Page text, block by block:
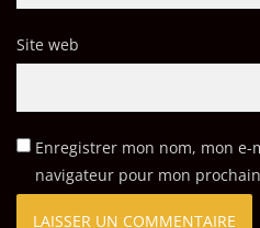
Site web
Enregistrer mon nom, mon
navigateur pour mon